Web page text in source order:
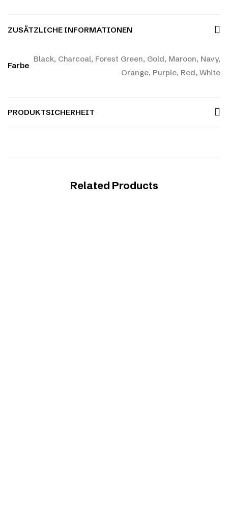
ZUSÄTZLICHE INFORMATIONEN
Farbe
Black, Charcoal, Forest Green, Gold, Maroon, Navy,
Orange, Purple, Red, White
PRODUKTSICHERHEIT
Related Products